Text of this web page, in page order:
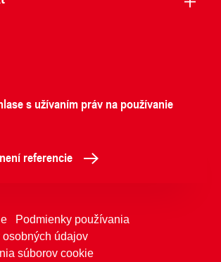
s užívaním práv na používanie
referencie
Podmienky používania
údajov
súborov cookie